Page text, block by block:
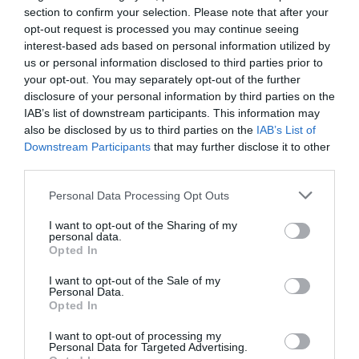
section to confirm your selection. Please note that after your
opt-out request is processed you may continue seeing
interest-based ads based on personal information utilized by
us or personal information disclosed to third parties prior to
your opt-out. You may separately opt-out of the further
disclosure of your personal information by third parties on the
IAB’s list of downstream participants. This information may
also be disclosed by us to third parties on the IAB’s List of
Downstream Participants that may further disclose it to other
Personal Data Processing Opt Outs
I want to opt-out of the Sharing of my
personal data.
Opted In
I want to opt-out of the Sale of my
Personal Data.
Opted In
I want to opt-out of processing my
Personal Data for Targeted Advertising.
ΔΗΜΟΦΙΛΕΣΤΕΡΑ ΗΜΕΡΑΣ